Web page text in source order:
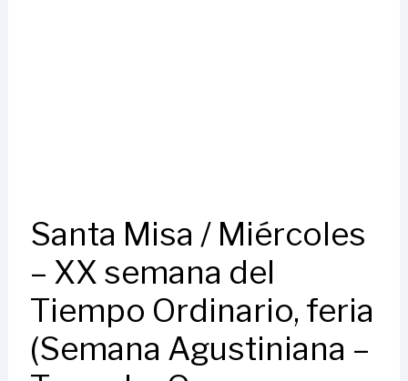
Santa Misa / Miércoles
– XX semana del
Tiempo Ordinario, feria
(Semana Agustiniana –